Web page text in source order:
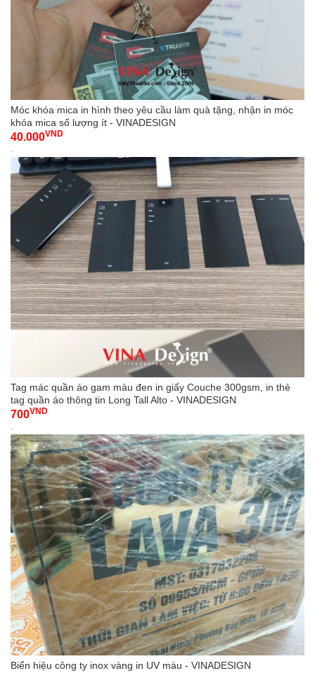
Móc khóa mica in hình theo yêu cầu làm quà tặng, nhận in móc
khóa mica số lượng ít - VINADESIGN
40.000VND
-
Tag mác quần áo gam màu đen in giấy Couche 300gsm, in thẻ
tag quần áo thông tin Long Tall Alto - VINADESIGN
700VND
-
Biển hiệu công ty inox vàng in UV màu - VINADESIGN